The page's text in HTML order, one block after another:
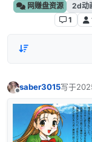
网赚盘资源 2d动
1
saber3015写于
最后由